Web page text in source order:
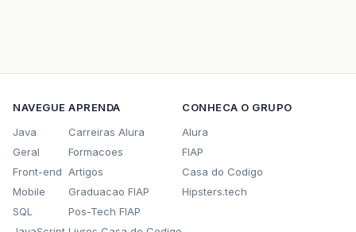
NAVEGUE
Java
Geral
Front-end
Mobile
SQL
APRENDA
Carreiras Alura
Formacoes
Artigos
Graduacao FIAP
Pos-Tech FIAP
CONHECA O GRUPO
Alura
FIAP
Casa do Codigo
Hipsters.tech